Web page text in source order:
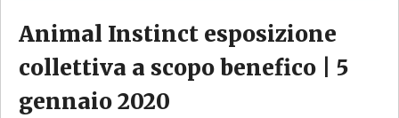
Animal Instinct esposizione
collettiva a scopo benefico | 5
gennaio 2020